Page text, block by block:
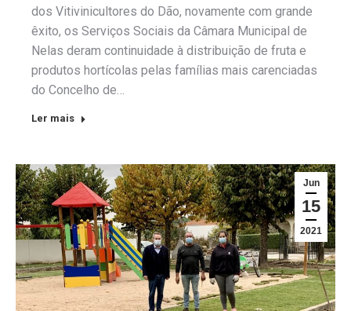
dos Vitivinicultores do Dão, novamente com grande
êxito, os Serviços Sociais da Câmara Municipal de
Nelas deram continuidade à distribuição de fruta e
produtos hortícolas pelas famílias mais carenciadas
do Concelho de…
Ler mais
Jun
15
2021